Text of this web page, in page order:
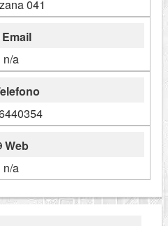
041
Email
n/a
Web
n/a